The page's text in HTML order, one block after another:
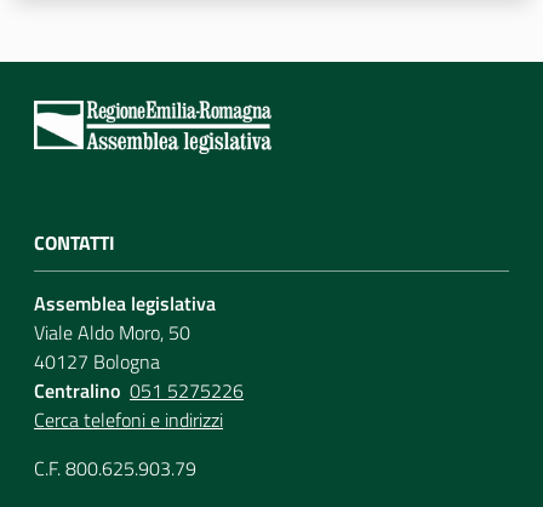
CONTATTI
Assemblea legislativa
Viale Aldo Moro, 50
40127 Bologna
Centralino 051 5275226
Cerca telefoni e indirizzi
C.F. 800.625.903.79